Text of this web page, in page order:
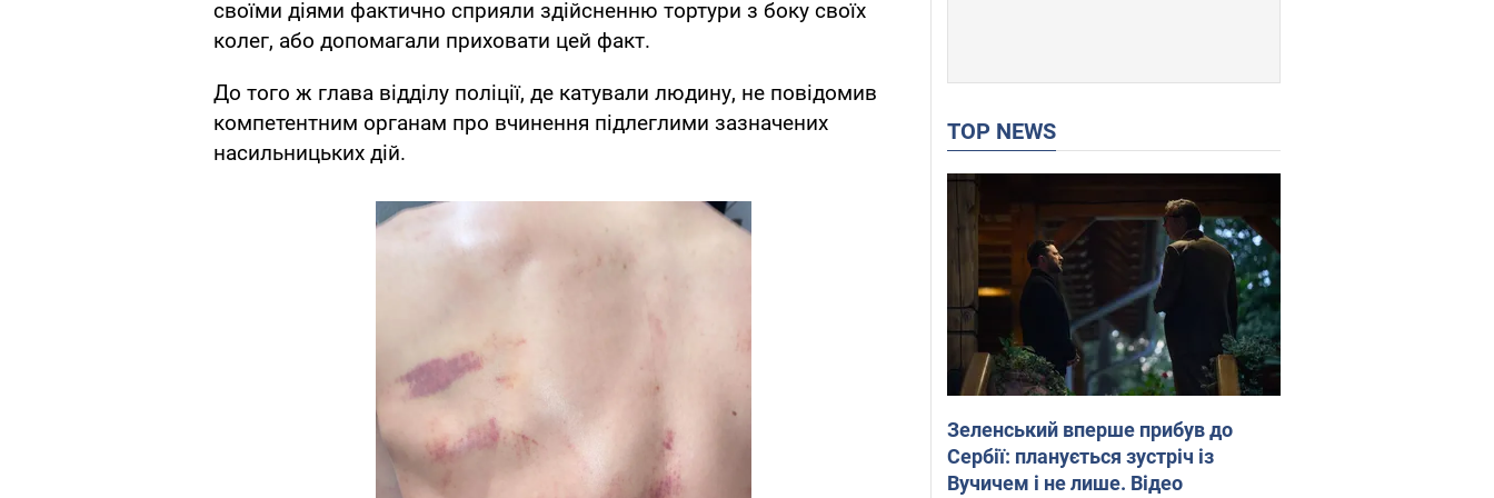
своїми діями фактично сприяли здійсненню тортури з боку своїх
колег, або допомагали приховати цей факт.
До того ж глава відділу поліції, де катували людину, не повідомив
компетентним органам про вчинення підлеглими зазначених
насильницьких дій.
TOP NEWS
Зеленський вперше прибув до
Сербії: планується зустріч із
Вучичем і не лише. Відео